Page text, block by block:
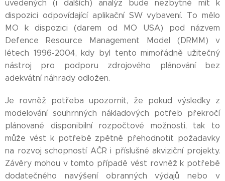
uvedených (i dalších) analýz bude nezbytné mít k
dispozici odpovídající aplikační SW vybavení. To mělo
MO k dispozici (darem od MO USA) pod názvem
Defence Resource Management Model (DRMM) v
létech 1996-2004, kdy byl tento mimořádně užitečný
nástroj pro podporu zdrojového plánování bez
adekvátní náhrady odložen.
Je rovněž potřeba upozornit, že pokud výsledky z
modelování souhrnných nákladových potřeb překročí
plánované disponibilní rozpočtové možnosti, tak to
může vést k potřebě zpětně přehodnotit požadavky
na rozvoj schopností AČR i příslušné akviziční projekty.
Závěry mohou v tomto případě vést rovněž k potřebě
dodatečného navýšení obranných výdajů nebo v